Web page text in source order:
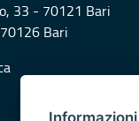
33 - 70121 Bari
Bari